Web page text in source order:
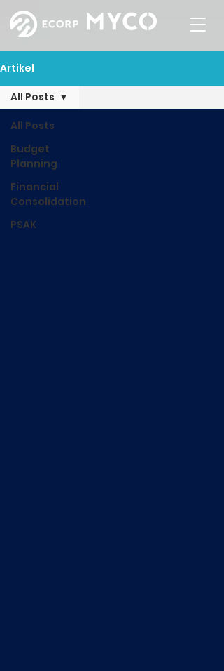
Artikel
All Posts
Budget
Planning
Financial
Consolidation
PSAK
All Posts